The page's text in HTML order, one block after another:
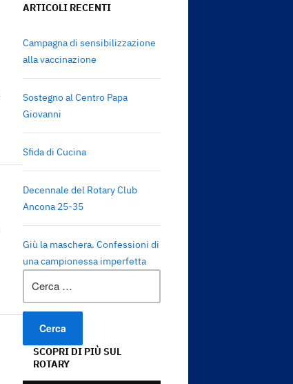
ARTICOLI RECENTI
Campagna di sensibilizzazione
alla vaccinazione
Sostegno al Centro Papa
Giovanni
Sfida di Cucina
Decennale del Rotary Club
Ancona 25-35
Giù la maschera. Confessioni di
una campionessa imperfetta
per:
SCOPRI DI PIÙ SUL
ROTARY